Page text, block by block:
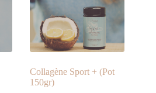
Collagène Sport + (Pot
150gr)